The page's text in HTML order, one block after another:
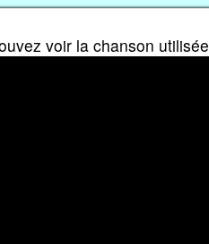
voir la chanson